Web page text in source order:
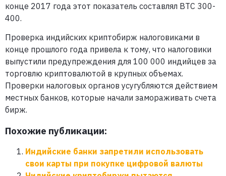
конце 2017 года этот показатель составлял BTC 300-
400.
Проверка индийских криптобирж налоговиками в
конце прошлого года привела к тому, что налоговики
выпустили предупреждения для 100 000 индийцев за
торговлю криптовалютой в крупных объемах.
Проверки налоговых органов усугубляются действием
местных банков, которые начали замораживать счета
бирж.
Похожие публикации:
Индийские банки запретили использовать
свои карты при покупке цифровой валюты